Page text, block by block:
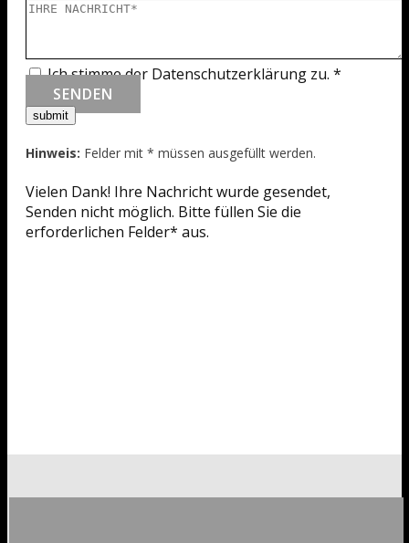
Ich stimme der Datenschutzerklärung zu. *
SENDEN
Hinweis: Felder mit * müssen ausgefüllt werden.
Vielen Dank! Ihre Nachricht wurde gesendet,
Senden nicht möglich. Bitte füllen Sie die
erforderlichen Felder* aus.